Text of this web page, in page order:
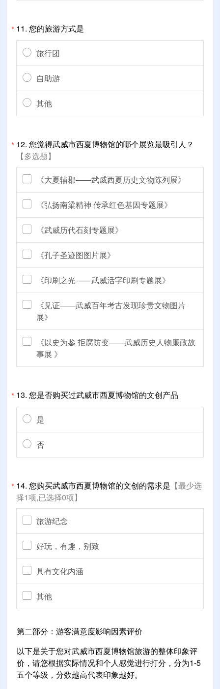
* 11. 您的旅游方式是
旅行团
自助游
其他
* 12. 您觉得武威市西夏博物馆的哪个展览最吸引人？
【多选题】
《大夏辅郡——武威西夏历史文物陈列展》
《弘扬南梁精神 传承红色基因专题展》
《武威历代石刻专题展》
《孔子圣迹图图片展》
《印刷之光——武威活字印刷专题展》
《见证——武威百年考古发现珍贵文物图片
展》
《以史为鉴 拒腐防变——武威历史人物廉政故
事展 》
* 13. 您是否购买过武威市西夏博物馆的文创产品
是
否
* 14. 您购买武威市西夏博物馆的文创的需求是 【最少选
择1项,已选择0项】
旅游纪念
好玩，有趣，别致
具有文化内涵
其他
第二部分：游客满意度影响因素评价
以下是关于您对武威市西夏博物馆旅游的整体印象评
价，请您根据实际情况和个人感觉进行打分，分为1-5
五个等级，分数越高代表印象越好。